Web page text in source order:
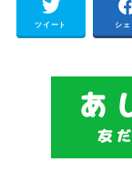
ツイート シェ